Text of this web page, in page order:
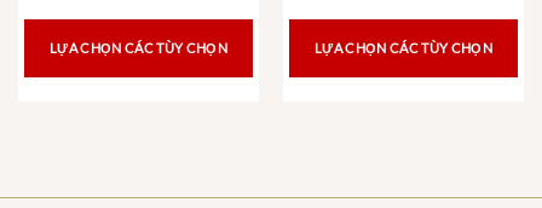
LỰA CHỌN CÁC TÙY CHỌN LỰA CHỌN CÁC TÙY CHỌN